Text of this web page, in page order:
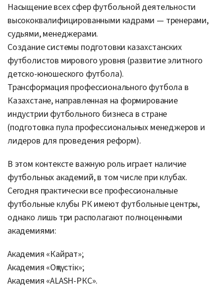
Насыщение всех сфер футбольной деятельности
высококвалифицированными кадрами — тренерами,
судьями, менеджерами.
Создание системы подготовки казахстанских
футболистов мирового уровня (развитие элитного
детско-юношеского футбола).
Трансформация профессионального футбола в
Казахстане, направленная на формирование
индустрии футбольного бизнеса в стране
(подготовка пула профессиональных менеджеров и
лидеров для проведения реформ).
В этом контексте важную роль играет наличие
футбольных академий, в том числе при клубах.
Сегодня практически все профессиональные
футбольные клубы РК имеют футбольные центры,
однако лишь три располагают полноценными
академиями:
Академия «Кайрат»;
Академия «Оңтүстік»;
Академия «ALASH-РКС».